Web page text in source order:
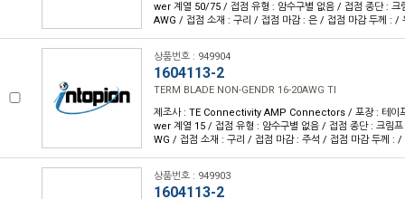
wer 계열 50/75 / 접점 유형 : 암수구별 없음 / 접점 종단 : 크
AWG / 접점 소재 : 구리 / 접점 마감 : 은 / 접점 마감 두께 : /
상품번호 : 949904
1604113-2
TERM BLADE NON-GENDR 16-20AWG TI
제조사 : TE Connectivity AMP Connectors / 포장 : 테이
wer 계열 15 / 접점 유형 : 암수구별 없음 / 접점 종단 : 크림
WG / 접점 소재 : 구리 / 접점 마감 : 주석 / 접점 마감 두께 : /
상품번호 : 949903
1604113-2